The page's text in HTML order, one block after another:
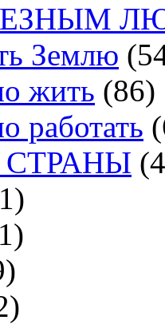
Землю
жить (86)
работать
СТРАНЫ